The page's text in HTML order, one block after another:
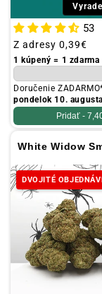
53
Obvyklá
cena
Z adresy 0,39€
1 kúpený = 1 zdarma
Doručenie
pondelok 10. augusta
Pridať -
White Widow
DVOJITÉ